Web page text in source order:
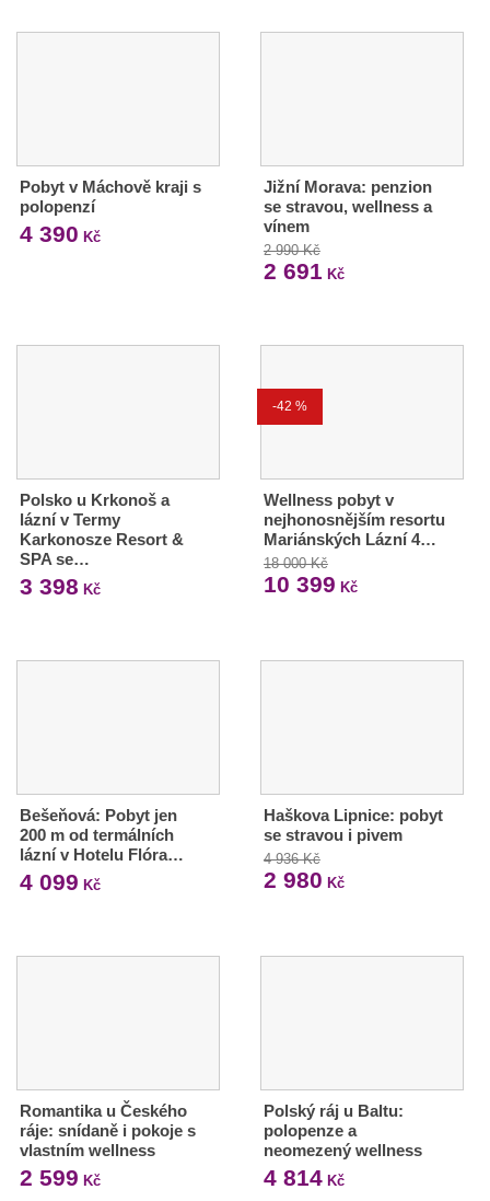
Pobyt v Máchově kraji s
polopenzí
4 390 Kč
Jižní Morava: penzion
se stravou, wellness a
vínem
2 990 Kč
2 691 Kč
Polsko u Krkonoš a
lázní v Termy
Karkonosze Resort &
SPA se…
3 398 Kč
-42 %
Wellness pobyt v
nejhonosnějším resortu
Mariánských Lázní 4…
18 000 Kč
10 399 Kč
Bešeňová: Pobyt jen
200 m od termálních
lázní v Hotelu Flóra…
4 099 Kč
Haškova Lipnice: pobyt
se stravou i pivem
4 936 Kč
2 980 Kč
Romantika u Českého
ráje: snídaně i pokoje s
vlastním wellness
2 599 Kč
Polský ráj u Baltu:
polopenze a
neomezený wellness
4 814Kč